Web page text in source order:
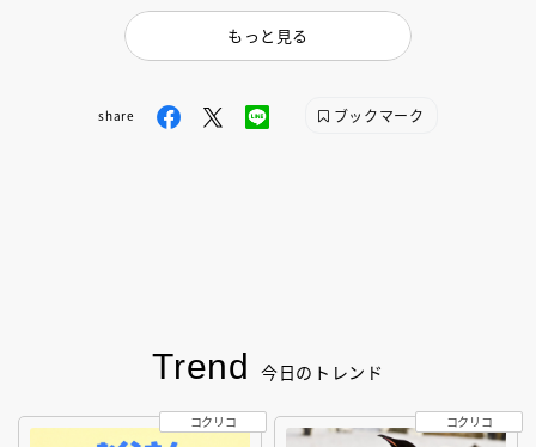
もっと見る
share ブックマーク
Trend 今日のトレンド
コクリコ コクリコ